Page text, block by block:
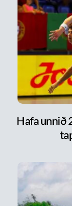
Hafa unnið